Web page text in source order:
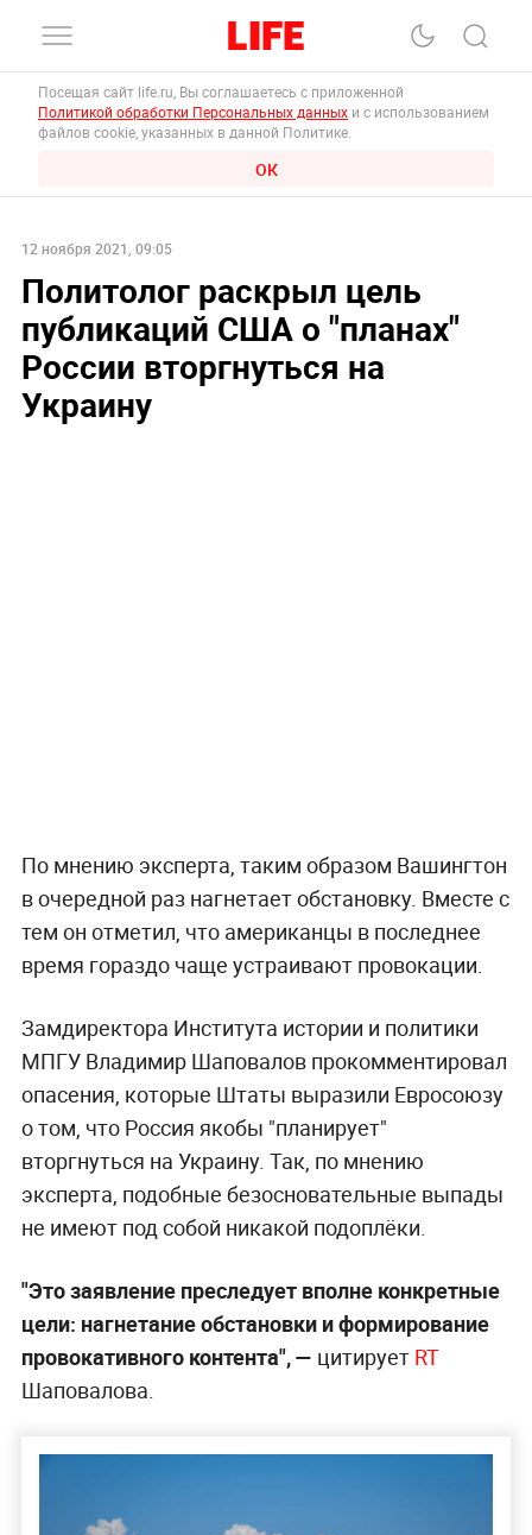
Посещая сайт life.ru, Вы соглашаетесь с приложенной
Политикой обработки Персональных данных и с использованием
файлов cookie, указанных в данной Политике.
ОК
12 ноября 2021, 09:05
Политолог раскрыл цель
публикаций США о "планах"
России вторгнуться на
Украину
По мнению эксперта, таким образом Вашингтон
в очередной раз нагнетает обстановку. Вместе с
тем он отметил, что американцы в последнее
время гораздо чаще устраивают провокации.
Замдиректора Института истории и политики
МПГУ Владимир Шаповалов прокомментировал
опасения, которые Штаты выразили Евросоюзу
о том, что Россия якобы "планирует"
вторгнуться на Украину. Так, по мнению
эксперта, подобные безосновательные выпады
не имеют под собой никакой подоплёки.
"Это заявление преследует вполне конкретные
цели: нагнетание обстановки и формирование
провокативного контента", — цитируетRT
Шаповалова.